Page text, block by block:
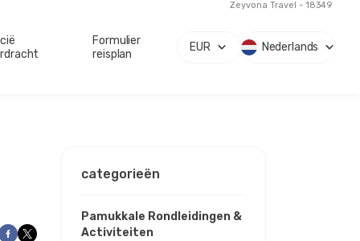
Zeyvona Travel - 18349
Formulier
reisplan
EUR Nederlands
categorieën
Pamukkale Rondleidingen &
Activiteiten